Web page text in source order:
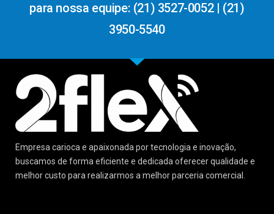
para nossa equipe: (21) 3527-0052 | (21)
3950-5540
Empresa carioca e apaixonada por tecnologia e inovação,
buscamos de forma eficiente e dedicada oferecer qualidade e
melhor custo para realizarmos a melhor parceria comercial.